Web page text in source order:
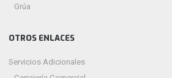
Grúa
OTROS ENLACES
Servicios Adicionales